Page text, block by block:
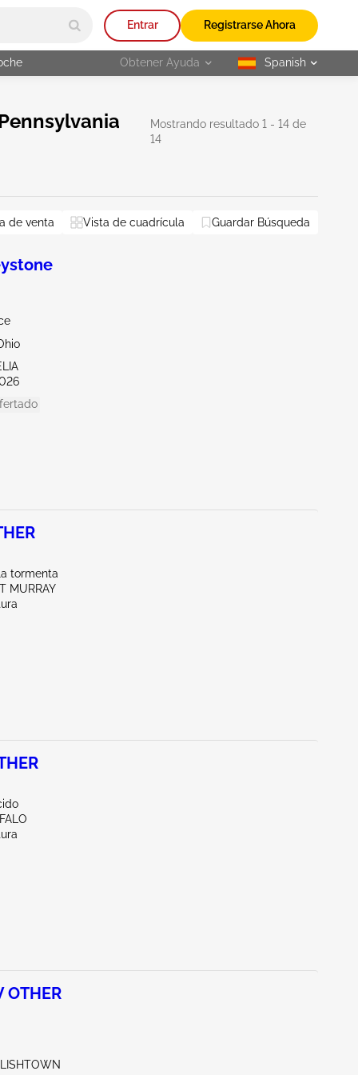
Entrar Registrarse Ahora
Obtener Ayuda selected
Spanish
Mostrando resultado 1 - 14 de
14
Nueva York Ohio West Virginia Restablecer todo
de venta Vista de cuadrícula Guardar Búsqueda
tormenta
MURRAY
OTHER